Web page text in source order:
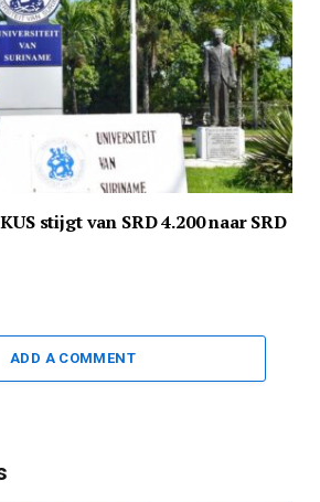
stijgt van SRD 4.200 naar SRD
ADD A COMMENT